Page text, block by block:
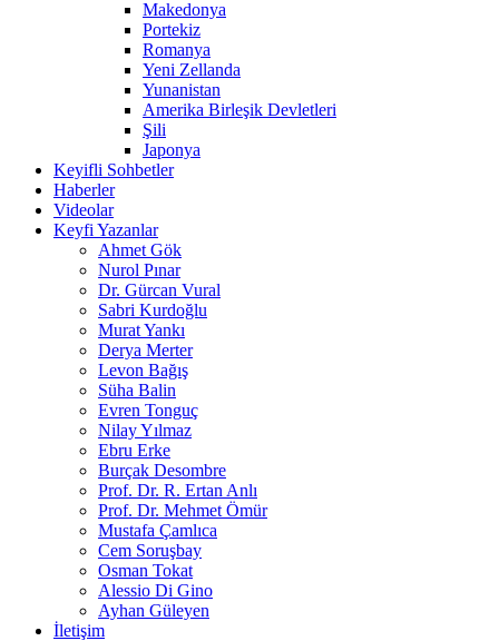
Makedonya
Portekiz
Romanya
Yeni Zellanda
Yunanistan
Amerika Birleşik Devletleri
Şili
Japonya
Keyifli Sohbetler
Haberler
Videolar
Keyfi Yazanlar
Ahmet Gök
Nurol Pınar
Dr. Gürcan Vural
Sabri Kurdoğlu
Murat Yankı
Derya Merter
Levon Bağış
Süha Balin
Evren Tonguç
Nilay Yılmaz
Ebru Erke
Burçak Desombre
Prof. Dr. R. Ertan Anlı
Prof. Dr. Mehmet Ömür
Mustafa Çamlıca
Cem Soruşbay
Osman Tokat
Alessio Di Gino
Ayhan Güleyen
İletişim